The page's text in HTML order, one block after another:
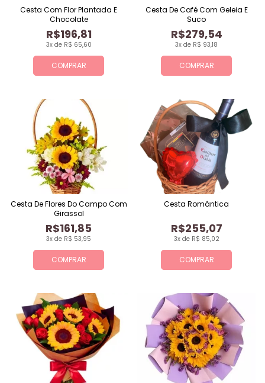
COMPRAR
3x de R$ 65,60
R$196,81
Cesta Com Flor Plantada E
Chocolate
COMPRAR
3x de R$ 93,18
R$279,54
Cesta De Café Com Geleia E
Suco
COMPRAR
3x de R$ 53,95
R$161,85
Cesta De Flores Do Campo Com
Girassol
COMPRAR
3x de R$ 85,02
R$255,07
Cesta Romântica